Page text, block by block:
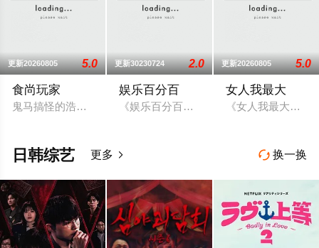
更新20260805 5.0
食尚玩家
鬼马搞怪的浩角翔起、莎莎及其他主持人，以轻松有趣、非一
更新30230724 2.0
娱乐百分百
《娱乐百分百》是八大综合台一档娱乐
更新20260805 5.0
女人我最大
《女人我最大》
 换一换
日韩综艺 更多 